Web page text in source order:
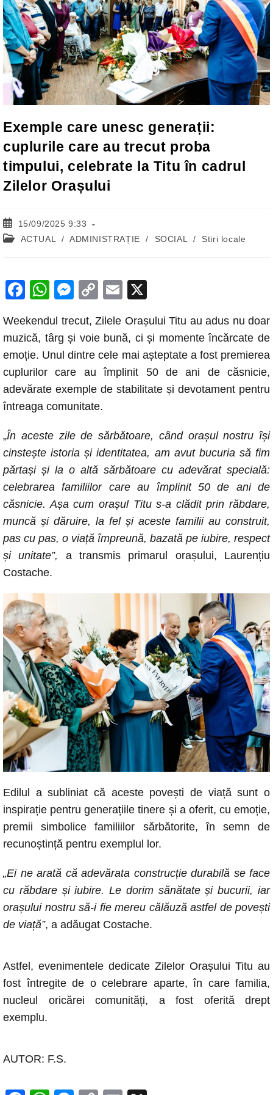
Exemple care unesc generații:
cuplurile care au trecut proba
timpului, celebrate la Titu în cadrul
Zilelor Orașului
Post
published:
15/09/2025 9:33
Post ACTUAL / ADMINISTRAȚIE / SOCIAL / Stiri locale
F
c
e
b
o
o
W
at
s
A
p
p
M
ss
e
n
g
er
C
p
y
Li
n
k
E
ail
Weekendul trecut, Zilele Orașului Titu au adus nu doar
muzică, târg și voie bună, ci și momente încărcate de
emoție. Unul dintre cele mai așteptate a fost premierea
cuplurilor care au împlinit 50 de ani de căsnicie,
adevărate exemple de stabilitate și devotament pentru
întreaga comunitate.
„În aceste zile de sărbătoare, când orașul nostru își
cinstește istoria și identitatea, am avut bucuria să fim
părtași și la o altă sărbătoare cu adevărat specială:
celebrarea familiilor care au împlinit 50 de ani de
căsnicie. Așa cum orașul Titu s-a clădit prin răbdare,
muncă și dăruire, la fel și aceste familii au construit,
pas cu pas, o viață împreună, bazată pe iubire, respect
și unitate”,
a transmis primarul orașului, Laurențiu
Costache.
Edilul a subliniat că aceste povești de viață sunt o
inspirație pentru generațiile tinere și a oferit, cu emoție,
premii simbolice familiilor sărbătorite, în semn de
recunoștință pentru exemplul lor.
„Ei ne arată că adevărata construcție durabilă se face
cu răbdare și iubire. Le dorim sănătate și bucurii, iar
orașului nostru să-i fie mereu călăuză astfel de povești
de viață”, a adăugat Costache.
Astfel, evenimentele dedicate Zilelor Orașului Titu au
fost întregite de o celebrare aparte, în care familia,
nucleul oricărei comunități, a fost oferită drept
exemplu.
AUTOR: F.S.